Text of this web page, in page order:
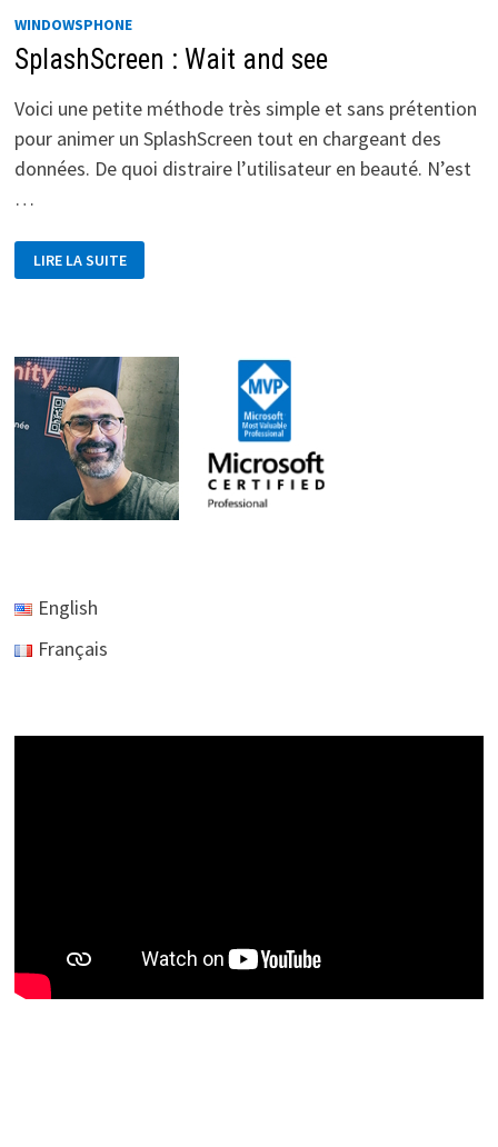
WINDOWSPHONE
SplashScreen : Wait and see
Voici une petite méthode très simple et sans prétention
pour animer un SplashScreen tout en chargeant des
données. De quoi distraire l’utilisateur en beauté. N’est
…
:
WAIT
LIRE LA SUITE
English
Français